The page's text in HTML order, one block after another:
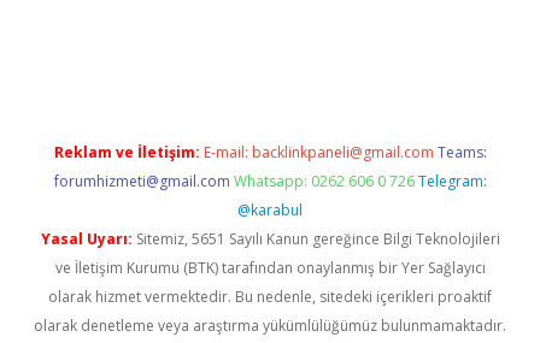
Reklam ve İletişim: E-mail: backlinkpaneli@gmail.com Teams:
forumhizmeti@gmail.com Whatsapp: 0262 606 0 726 Telegram:
@karabul
Yasal Uyarı: Sitemiz, 5651 Sayılı Kanun gereğince Bilgi Teknolojileri
ve İletişim Kurumu (BTK) tarafından onaylanmış bir Yer Sağlayıcı
olarak hizmet vermektedir. Bu nedenle, sitedeki içerikleri proaktif
olarak denetleme veya araştırma yükümlülüğümüz bulunmamaktadır.